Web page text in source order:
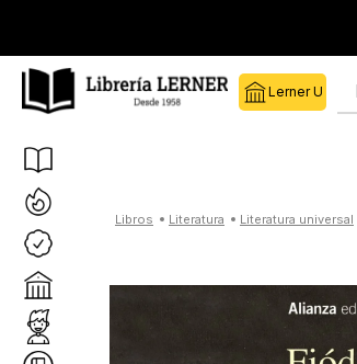
literatura literatura universal